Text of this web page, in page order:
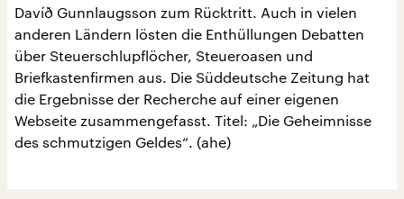
Davíð Gunnlaugsson zum Rücktritt. Auch in vielen
anderen Ländern lösten die Enthüllungen Debatten
über Steuerschlupflöcher, Steueroasen und
Briefkastenfirmen aus. Die Süddeutsche Zeitung hat
die Ergebnisse der Recherche auf einer eigenen
Webseite zusammengefasst. Titel: „Die Geheimnisse
des schmutzigen Geldes“. (ahe)